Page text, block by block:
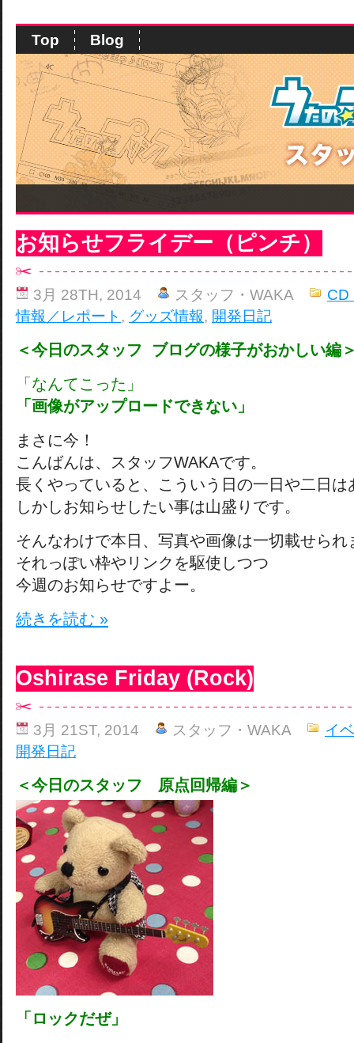
Top Blog
お知らせフライデー（ピンチ）
3月 28TH, 2014 スタッフ・WAKA
CD
情報／レポート , グッズ情報, 開発日記
＜今日のスタッフ ブログの様子がおかしい編
「なんてこった」
「画像がアップロードできない」
まさに今！
こんばんは、スタッフWAKAです。
長くやっていると、こういう日の一日や二日は
しかしお知らせしたい事は山盛りです。
そんなわけで本日、写真や画像は一切載せられ
それっぽい枠やリンクを駆使しつつ
今週のお知らせですよー。
続きを読む »
Oshirase Friday (Rock)
3月 21ST, 2014 スタッフ・WAKA
イ
開発日記
＜今日のスタッフ 原点回帰編＞
「ロックだぜ」